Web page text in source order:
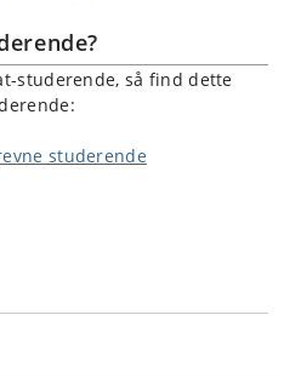
studerende, så find dette
studerende